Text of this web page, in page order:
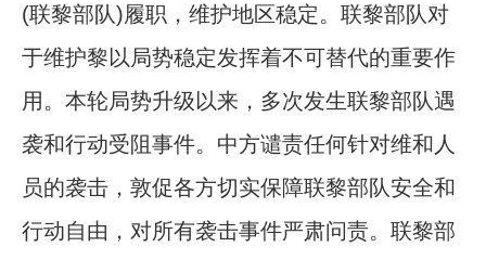
(联黎部队)履职，维护地区稳定。联黎部队对
于维护黎以局势稳定发挥着不可替代的重要作
用。本轮局势升级以来，多次发生联黎部队遇
袭和行动受阻事件。中方谴责任何针对维和人
员的袭击，敦促各方切实保障联黎部队安全和
行动自由，对所有袭击事件严肃问责。联黎部